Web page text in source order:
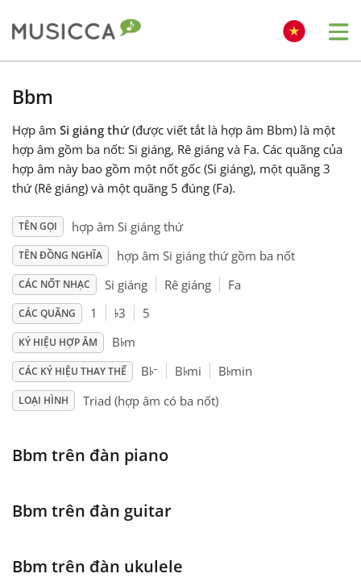
Български
Dansk
Deutsch
English
Español
Français
Bbm
Hợp âm Si giáng thứ(được viết tắt là hợp âm Bbm) là một
hợp âm gồm ba nốt: Si giáng, Rê giáng và Fa. Các quãng của
hợp âm này bao gồm một nốt gốc (Si giáng), một quãng 3
thứ (Rê giáng) và một quãng 5 đúng (Fa).
TÊN GỌI hợp âm Si giáng thứ
TÊN ĐỒNG NGHĨA hợp âm Si giáng thứ gồm ba nốt
CÁC NỐT NHẠC Si giáng Rê giáng Fa
CÁC QUÃNG 1 ♭3 5
KÝ HIỆU HỢP ÂM B♭m
CÁC KÝ HIỆU THAY THẾ B♭– B♭mi B♭min
LOẠI HÌNH Triad (hợp âm có ba nốt)
Bbm trên đàn piano
Bbm trên đàn guitar
Bbm trên đàn ukulele